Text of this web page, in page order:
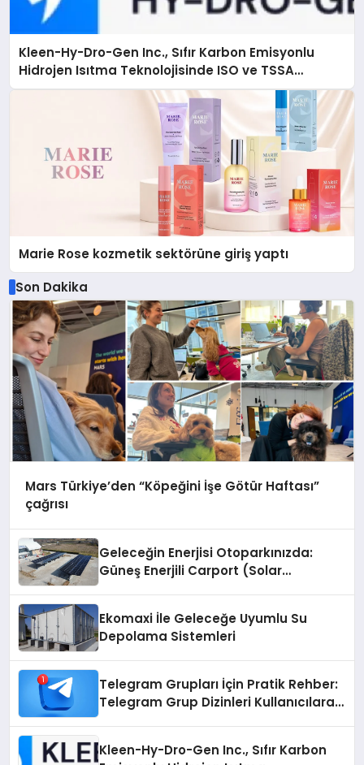
Kleen-Hy-Dro-Gen Inc., Sıfır Karbon Emisyonlu
Hidrojen Isıtma Teknolojisinde ISO ve TSSA
Düzenleyici Onaylarını Aldı
Marie Rose kozmetik sektörüne giriş yaptı
Son Dakika
Mars Türkiye’den “Köpeğini İşe Götür Haftası”
çağrısı
Geleceğin Enerjisi Otoparkınızda:
Güneş Enerjili Carport (Solar
Ekomaxi İle Geleceğe Uyumlu Su
Depolama Sistemleri
Telegram Grupları İçin Pratik Rehber:
Telegram Grup Dizinleri Kullanıcılara
Kleen-Hy-Dro-Gen Inc., Sıfır Karbon